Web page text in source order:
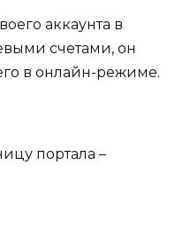
аккаунта в
счетами, он
в онлайн-режиме.
портала –